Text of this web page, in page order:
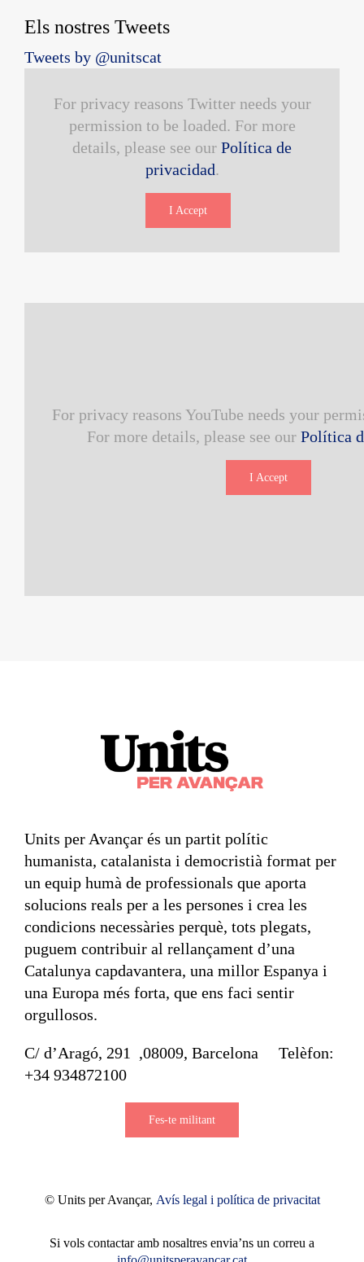
Els nostres Tweets
Tweets by @unitscat
For privacy reasons Twitter needs your
permission to be loaded. For more
details, please see our Política de
privacidad.
I Accept
For privacy reasons YouTube needs your
For more details, please see our Política
I Accept
Units per Avançar és un partit polític
humanista, catalanista i democristià format per
un equip humà de professionals que aporta
solucions reals per a les persones i crea les
condicions necessàries perquè, tots plegats,
puguem contribuir al rellançament d’una
Catalunya capdavantera, una millor Espanya i
una Europa més forta, que ens faci sentir
orgullosos.
C/ d’Aragó, 291 ,08009, Barcelona Telèfon:
+34 934872100
Fes-te militant
© Units per Avançar, Avís legal i política de privacitat
Si vols contactar amb nosaltres envia’ns un correu a